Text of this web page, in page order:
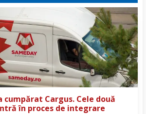
cumpărat Cargus. Cele două
în proces de integrare